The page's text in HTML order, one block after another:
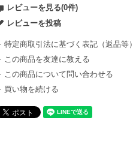
レビューを見る(0件)
レビューを投稿
特定商取引法に基づく表記（返品等）
この商品を友達に教える
この商品について問い合わせる
買い物を続ける